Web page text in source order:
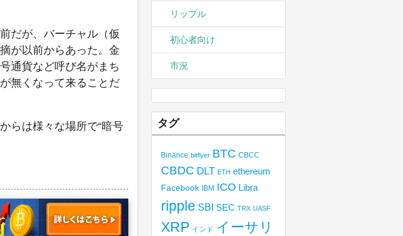
だが、バーチャル（仮
が以前からあった。金
通貨など呼び名がまち
無くなって来ることだ
らは様々な場所で“暗号
リップル
初心者向け
市況
タグ
Binance bitflyer BTC CBCC
CBDC DLT ETH ethereum
Facebook IBM ICO Libra
ripple SBI SEC TRX UASF
XRP インド イーサリ